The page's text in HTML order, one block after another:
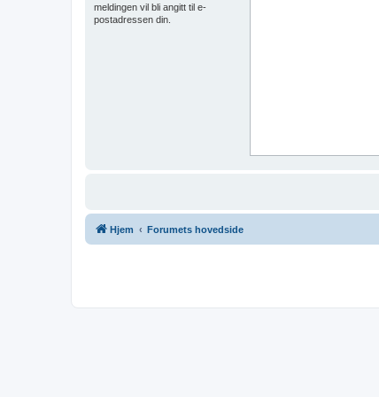
meldingen vil bli angitt til e-
postadressen din.
Hjem Forumets hovedside